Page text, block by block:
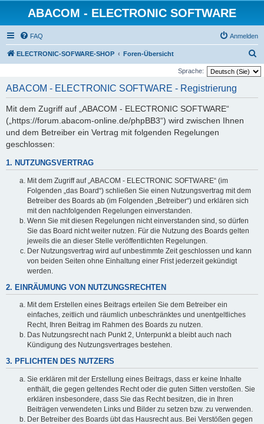
ABACOM - ELECTRONIC SOFTWARE
FAQ Anmelden
ELECTRONIC-SOFWARE-SHOP Foren-Übersicht
u
Sprache:
ABACOM - ELECTRONIC SOFTWARE - Registrierung
Mit dem Zugriff auf „ABACOM - ELECTRONIC SOFTWARE“
(„https://forum.abacom-online.de/phpBB3“) wird zwischen Ihnen
und dem Betreiber ein Vertrag mit folgenden Regelungen
geschlossen:
1. NUTZUNGSVERTRAG
Mit dem Zugriff auf „ABACOM - ELECTRONIC SOFTWARE“ (im
Folgenden „das Board“) schließen Sie einen Nutzungsvertrag mit dem
Betreiber des Boards ab (im Folgenden „Betreiber“) und erklären sich
mit den nachfolgenden Regelungen einverstanden.
Wenn Sie mit diesen Regelungen nicht einverstanden sind, so dürfen
Sie das Board nicht weiter nutzen. Für die Nutzung des Boards gelten
jeweils die an dieser Stelle veröffentlichten Regelungen.
Der Nutzungsvertrag wird auf unbestimmte Zeit geschlossen und kann
von beiden Seiten ohne Einhaltung einer Frist jederzeit gekündigt
werden.
2. EINRÄUMUNG VON NUTZUNGSRECHTEN
Mit dem Erstellen eines Beitrags erteilen Sie dem Betreiber ein
einfaches, zeitlich und räumlich unbeschränktes und unentgeltliches
Recht, Ihren Beitrag im Rahmen des Boards zu nutzen.
Das Nutzungsrecht nach Punkt 2, Unterpunkt a bleibt auch nach
Kündigung des Nutzungsvertrages bestehen.
3. PFLICHTEN DES NUTZERS
Sie erklären mit der Erstellung eines Beitrags, dass er keine Inhalte
enthält, die gegen geltendes Recht oder die guten Sitten verstoßen. Sie
erklären insbesondere, dass Sie das Recht besitzen, die in Ihren
Beiträgen verwendeten Links und Bilder zu setzen bzw. zu verwenden.
Der Betreiber des Boards übt das Hausrecht aus. Bei Verstößen gegen